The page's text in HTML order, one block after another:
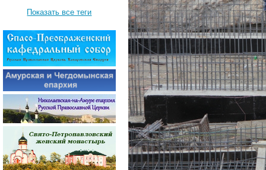
Показать все теги